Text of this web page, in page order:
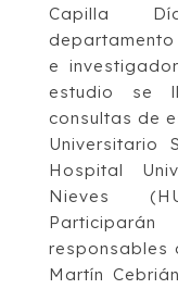
Capilla
e
estudio se
consultas de
Universitario
Hospital
Nieves
responsables
Martín